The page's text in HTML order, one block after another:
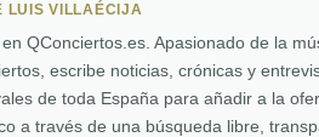
LUIS VILLAÉCIJA
QConciertos.es. Apasionado de la
escribe noticias, crónicas y
de toda España para añadir a la
a través de una búsqueda libre,